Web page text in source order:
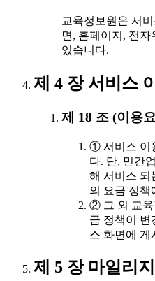
교육정보원은 서
면, 홈페이지, 전
있습니다.
제 4 장 서비스
제 18 조 (이용
① 서비스 이
다. 단, 민간
해 서비스 되
의 요금 정책
② 그 외 교육
금 정책이 변
스 화면에 게
제 5 장 마일리